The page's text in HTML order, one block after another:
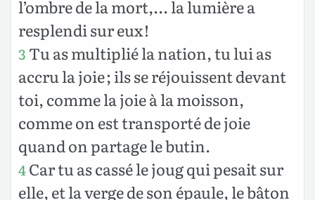
l’ombre de la mort,... la lumière a
resplendi sur eux !
3 Tu as multiplié la nation, tu lui as
accru la joie ; ils se réjouissent devant
toi, comme la joie à la moisson,
comme on est transporté de joie
quand on partage le butin.
4Car tu as cassé le joug qui pesait sur
elle, et la verge de son épaule, le bâton